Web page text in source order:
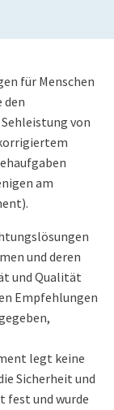
für Menschen
den
von
am
und deren
und Qualität
Empfehlungen
legt keine
Sicherheit und
fest und wurde